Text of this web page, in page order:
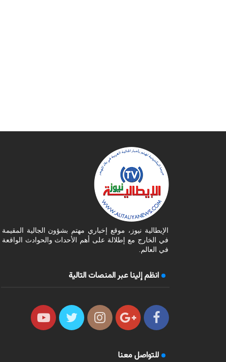
الإيطالية نيوز، موقع إخباري مهتم بشؤون الجالية المقيمة
في الخارج مع إطلالة على أهم الأحداث والحوادث الواقعة
في العالم.
انظم إلينا عبر المنصات التالية
للتواصل معنا